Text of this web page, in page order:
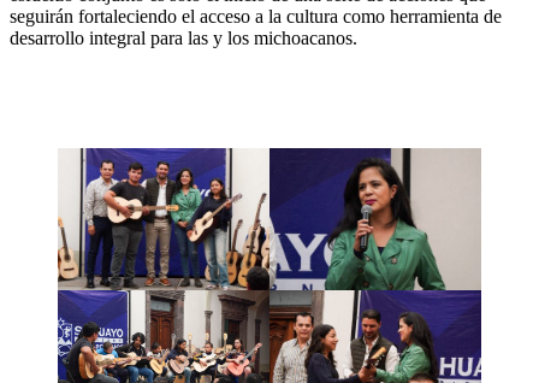
seguirán fortaleciendo el acceso a la cultura como herramienta de
desarrollo integral para las y los michoacanos.